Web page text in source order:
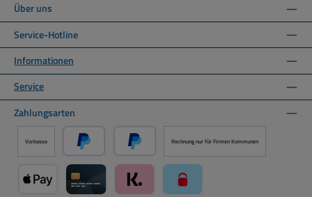
Über uns
Service-Hotline
Informationen
Service
Zahlungsarten
Vorkasse
PayPal Später Bezahlen über PayPal
Rechnung nur für Firmen Kommunen